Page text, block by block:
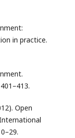
in practice.
Open